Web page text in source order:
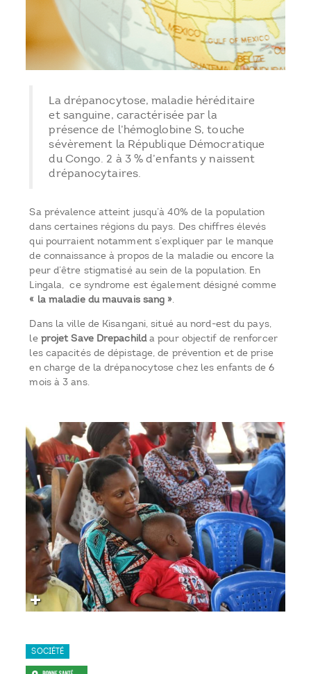
La drépanocytose, maladie héréditaire
et sanguine, caractérisée par la
présence de l’hémoglobine S, touche
sévèrement la République Démocratique
du Congo. 2 à 3 % d’enfants y naissent
drépanocytaires.
Sa prévalence atteint jusqu’à 40% de la population
dans certaines régions du pays. Des chiffres élevés
qui pourraient notamment s’expliquer par le manque
de connaissance à propos de la maladie ou encore la
peur d’être stigmatisé au sein de la population. En
Lingala, ce syndrome est également désigné comme
« la maladie du mauvais sang ».
Dans la ville de Kisangani, situé au nord-est du pays,
le projet Save Drepachilda pour objectif de renforcer
les capacités de dépistage, de prévention et de prise
en charge de la drépanocytose chez les enfants de 6
mois à 3 ans.
SOCIÉTÉ